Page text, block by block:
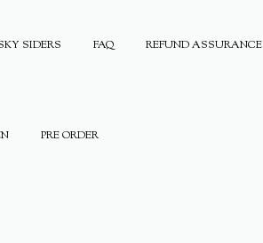
SIDERS FAQ REFUND ASSURANCE
PRE ORDER